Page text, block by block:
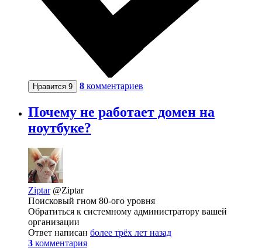
Нравится 9 8 комментариев
Почему не работает домен на
ноутбуке?
Ziptar @Ziptar
Поисковый гном 80-ого уровня
Обратиться к системному администратору вашей
организации
Ответ написан более трёх лет назад
3 комментария